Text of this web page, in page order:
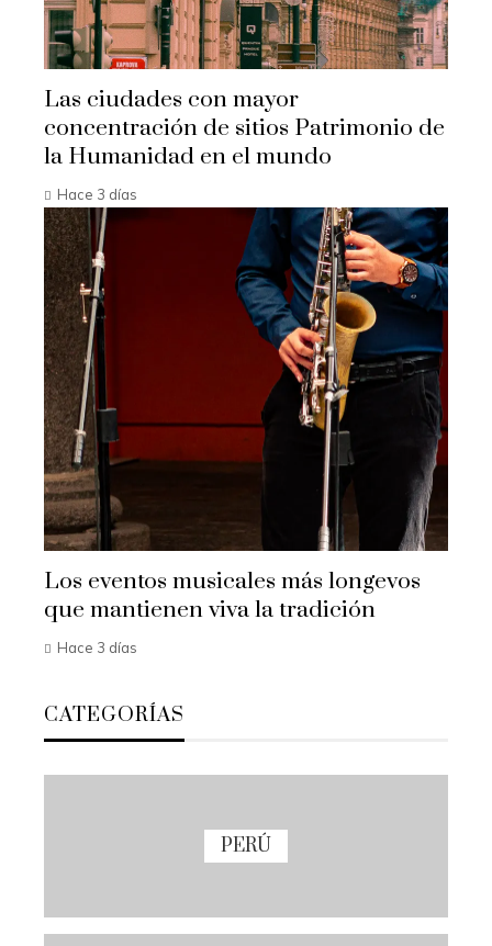
Las ciudades con mayor
concentración de sitios Patrimonio de
la Humanidad en el mundo
Hace 3 días
Los eventos musicales más longevos
que mantienen viva la tradición
Hace 3 días
CATEGORÍAS
PERÚ